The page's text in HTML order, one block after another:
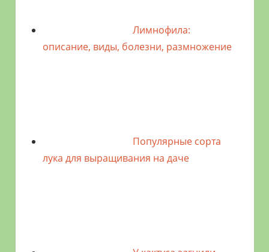
Лимнофила:
описание, виды, болезни, размножение
Популярные сорта
лука для выращивания на даче